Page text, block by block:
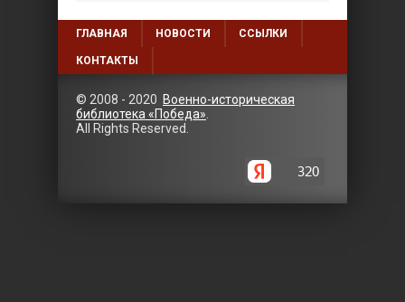
ГЛАВНАЯ НОВОСТИ ССЫЛКИ
КОНТАКТЫ
© 2008 - 2020 Военно-историческая
библиотека «Победа»
All Rights Reserved.